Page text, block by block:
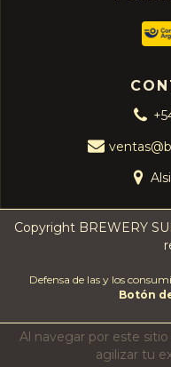
Al navegar por este sitio
agilizar tu
Copyright BREWERY
Defensa de las y los
Botón